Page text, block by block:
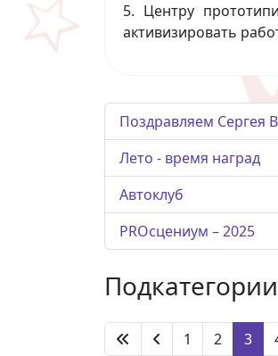
5. Центру
активизировать
Поздравляем Сергея
Лето - время наград
Автоклуб
PROсцениум – 2025
Подкатегории
1 2 3